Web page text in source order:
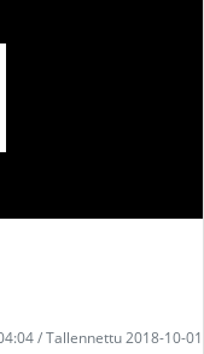
/ Tallennettu 2018-10-01